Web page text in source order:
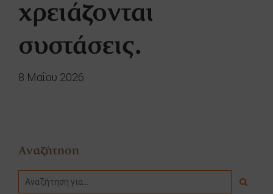
χρειάζονται
συστάσεις.
8 Μαΐου 2026
Αναζήτηση